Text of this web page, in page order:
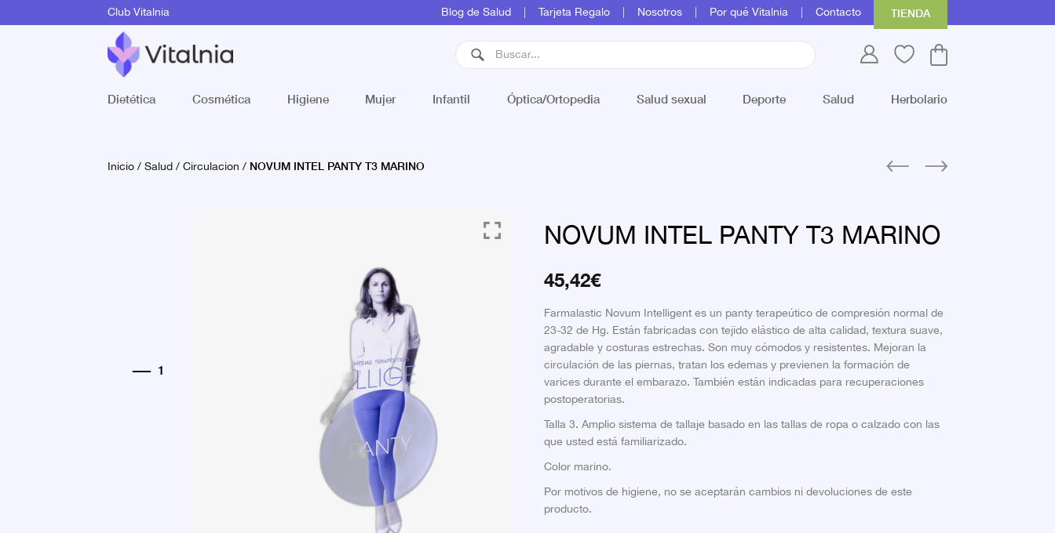
Club Vitalnia Blog de Salud Tarjeta Regalo Nosotros Por qué Vitalnia Contacto TIENDA
Dietética Cosmética Higiene Mujer Infantil Óptica/Ortopedia Salud sexual Deporte Salud Herbolario
Inicio/Salud/Circulacion / NOVUM INTEL PANTY T3 MARINO
NOVUM INTEL PANTY T3 MARINO
45,42€
Farmalastic Novum Intelligent es un panty terapeútico de compresión normal de
23-32 de Hg. Están fabricadas con tejido elástico de alta calidad, textura suave,
agradable y costuras estrechas. Son muy cómodos y resistentes. Mejoran la
circulación de las piernas, tratan los edemas y previenen la formación de
varices durante el embarazo. También están indicadas para recuperaciones
postoperatorias.
Talla 3. Amplio sistema de tallaje basado en las tallas de ropa o calzado con las
que usted está familiarizado.
Color marino.
Por motivos de higiene, no se aceptarán cambios ni devoluciones de este
producto.